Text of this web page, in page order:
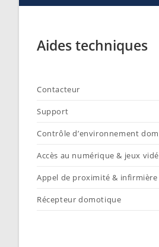
Aides techniques
Contacteur
Support
Contrôle d’environnement
Accès au numérique & jeux
Appel de proximité &
Récepteur domotique